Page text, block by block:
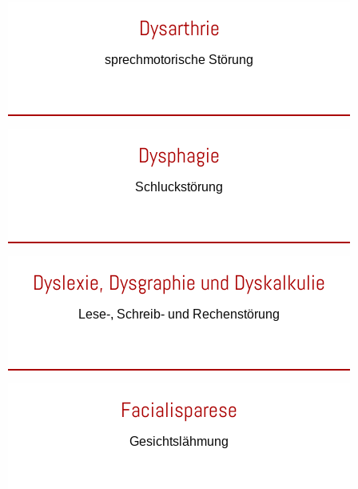
Dysarthrie
sprechmotorische Störung
Dysphagie
Schluckstörung
Dyslexie, Dysgraphie und Dyskalkulie
Lese-, Schreib- und Rechenstörung
Facialisparese
Gesichtslähmung